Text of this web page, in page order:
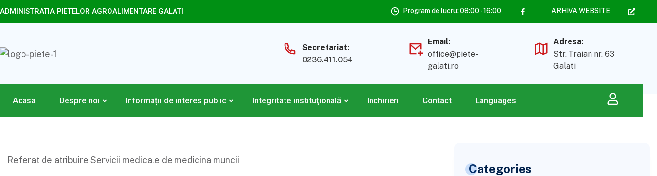
ADMINISTRATIA PIETELOR AGROALIMENTARE GALATI Program de lucru: 08:00 - 16:00 ARHIVA WEBSITE
Secretariat:
0236.411.054
Email:
office@piete-
galati.ro
Adresa:
Str. Traian nr. 63
Galati
Acasa Despre noi Informații de interes public Integritate instituţională Inchirieri Contact Languages
Referat de atribuire Servicii medicale de medicina muncii
Categories